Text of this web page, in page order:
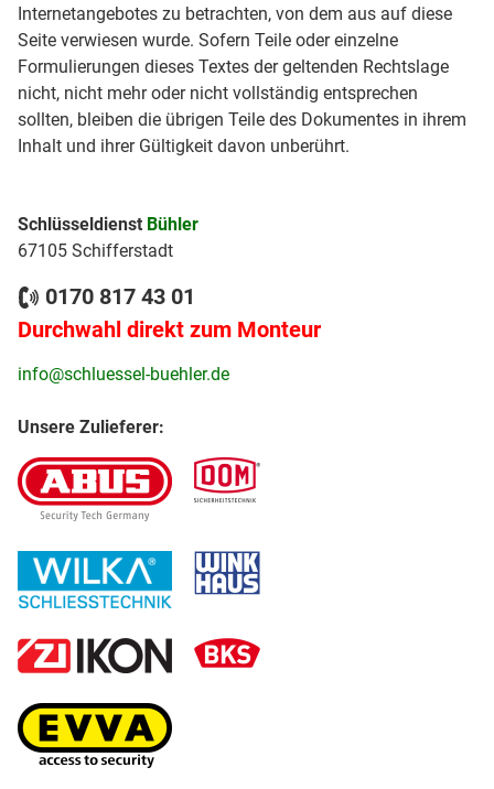
Internetangebotes zu betrachten, von dem aus auf diese
Seite verwiesen wurde. Sofern Teile oder einzelne
Formulierungen dieses Textes der geltenden Rechtslage
nicht, nicht mehr oder nicht vollständig entsprechen
sollten, bleiben die übrigen Teile des Dokumentes in ihrem
Inhalt und ihrer Gültigkeit davon unberührt.
Schlüsseldienst Bühler
67105 Schifferstadt
0170 817 43 01
Durchwahl direkt zum Monteur
info@schluessel-buehler.de
Unsere Zulieferer: